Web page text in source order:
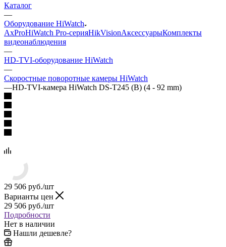
Каталог
—
Оборудование HiWatch
AxProHiWatch Pro-серияHikVisionАксессуарыКомплекты
видеонаблюдения
—
HD-TVI-оборудование HiWatch
—
Скоростные поворотные камеры HiWatch
—HD-TVI-камера HiWatch DS-T245 (B) (4 - 92 mm)
29 506 руб./шт
Варианты цен
29 506 руб./шт
Подробности
Нет в наличии
Нашли дешевле?